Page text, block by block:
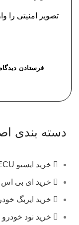
تصویر امنیتی را
دسته بندی
خرید ایسیو ECU ای سی یو
خرید ای بی اس ABS
خرید ایربگ
خرید نود